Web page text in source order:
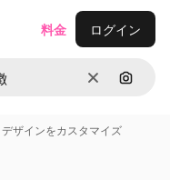
消去 画像で
料金 ログイン
デザインをカスタマイズ